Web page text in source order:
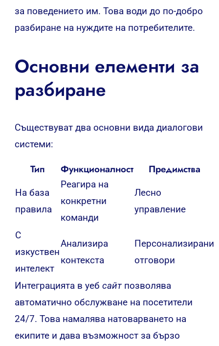
за поведението им. Това води до по-добро
разбиране на нуждите на потребителите.
Основни елементи за
разбиране
Съществуват два основни вида диалогови
системи:
Тип Функционалност Предимства
На база
правила
Реагира на
конкретни
команди
Лесно
управление
С
изкуствен
интелект
Анализира
контекста
Персонализирани
отговори
Интеграцията в уеб сайтпозволява
автоматично обслужване на посетители
24/7. Това намалява натоварването на
екипите и дава възможност за бързо